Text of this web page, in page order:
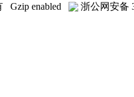
Gzip enabled 浙公网安备